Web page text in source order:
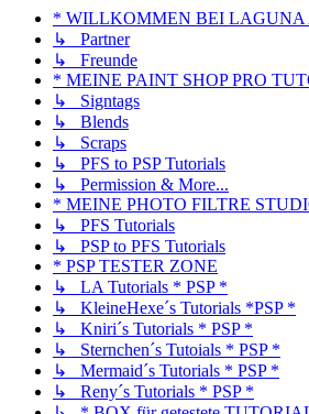
* WILLKOMMEN BEI LAGUNA
↳ Partner
↳ Freunde
* MEINE PAINT SHOP PRO
↳ Signtags
↳ Blends
↳ Scraps
↳ PFS to PSP Tutorials
↳ Permission & More...
* MEINE PHOTO FILTRE
↳ PFS Tutorials
↳ PSP to PFS Tutorials
* PSP TESTER ZONE
↳ LA Tutorials * PSP *
↳ KleineHexe´s Tutorials *PSP *
↳ Kniri´s Tutorials * PSP *
↳ Sternchen´s Tutoials * PSP *
↳ Mermaid´s Tutorials * PSP *
↳ Reny´s Tutorials * PSP *